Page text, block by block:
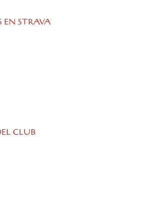
EN STRAVA
CLUB